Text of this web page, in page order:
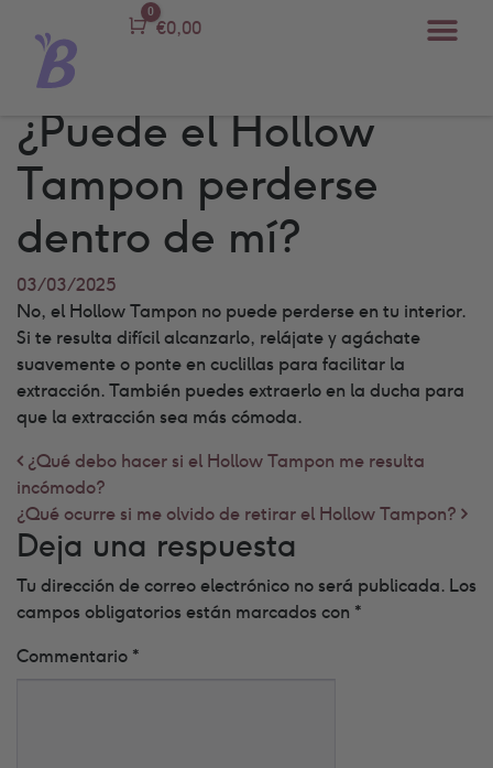
Carro
0
€0,00
¿Puede el Hollow
Tampon perderse
dentro de mí?
03/03/2025
No, el Hollow Tampon no puede perderse en tu interior.
Si te resulta difícil alcanzarlo, relájate y agáchate
suavemente o ponte en cuclillas para facilitar la
extracción. También puedes extraerlo en la ducha para
que la extracción sea más cómoda.
Post navigation
¿Qué debo hacer si el Hollow Tampon me resulta
incómodo?
¿Qué ocurre si me olvido de retirar el Hollow Tampon?
Deja una respuesta
Tu dirección de correo electrónico no será publicada. Los
campos obligatorios están marcados con *
Commentario *